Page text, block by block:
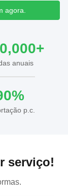
agora.
anuais
p.c.
serviço!